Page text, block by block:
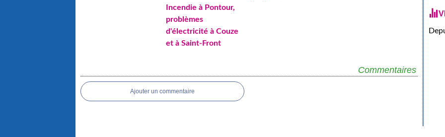
Incendie à Pontour,
problèmes
d'électricité à Couze
et à Saint-Front
Commentaires
Ajouter un commentaire